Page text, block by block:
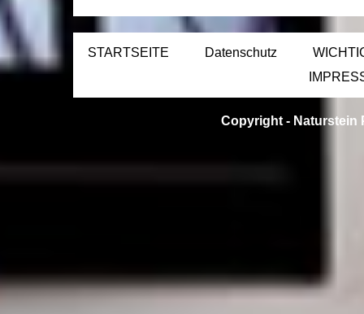
STARTSEITE Datenschutz
Copyright - Naturstein